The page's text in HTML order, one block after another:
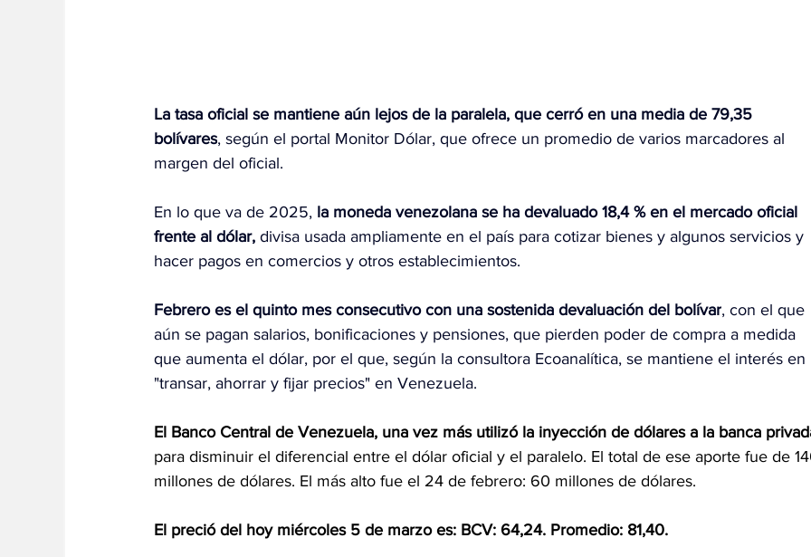
La tasa oficial se mantiene aún lejos de la paralela, que cerró en una media de 79,35
bolívares, según el portal Monitor Dólar, que ofrece un promedio de varios marcadores al
margen del oficial.
En lo que va de 2025, la moneda venezolana se ha devaluado 18,4 % en el mercado oficial
frente al dólar, divisa usada ampliamente en el país para cotizar bienes y algunos servicios y
hacer pagos en comercios y otros establecimientos.
Febrero es el quinto mes consecutivo con una sostenida devaluación del bolívar, con el que
aún se pagan salarios, bonificaciones y pensiones, que pierden poder de compra a medida
que aumenta el dólar, por el que, según la consultora Ecoanalítica, se mantiene el interés en
"transar, ahorrar y fijar precios" en Venezuela.
El Banco Central de Venezuela, una vez más utilizó la inyección de dólares a la banca
para disminuir el diferencial entre el dólar oficial y el paralelo. El total de ese aporte fue de
millones de dólares. El más alto fue el 24 de febrero: 60 millones de dólares.
El preció del hoy miércoles 5 de marzo es: BCV: 64,24. Promedio: 81,40.